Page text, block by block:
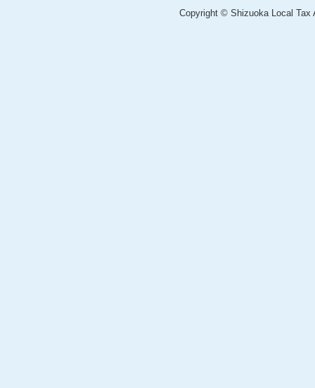
Copyright © Shizuoka Local Tax